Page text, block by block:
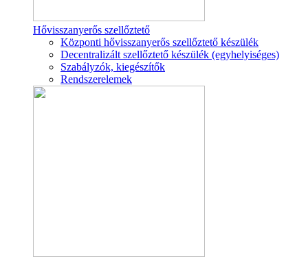
Hővisszanyerős szellőztető
Központi hővisszanyerős szellőztető készülék
Decentralizált szellőztető készülék (egyhelyiséges)
Szabályzók, kiegészítők
Rendszerelemek